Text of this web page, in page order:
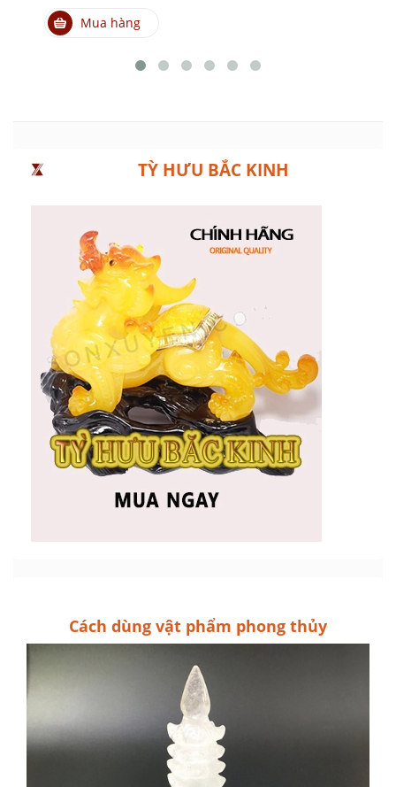
Mua hàng
TỲ HƯU BẮC KINH
Cách dùng vật phẩm phong thủy